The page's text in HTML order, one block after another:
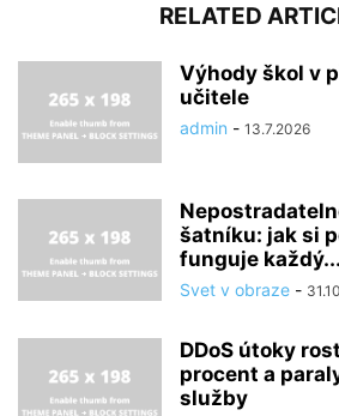
RELATED
Výhody škol v
učitele
admin - 13.7.2026
šatníku: jak si
funguje každý...
Svet v obraze -
DDoS útoky
procent a
služby